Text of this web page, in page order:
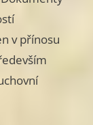
v přínosu